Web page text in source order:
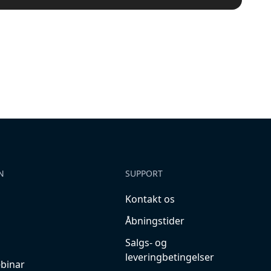
SUPPORT
Kontakt os
Åbningstider
Salgs- og
leveringbetingelser